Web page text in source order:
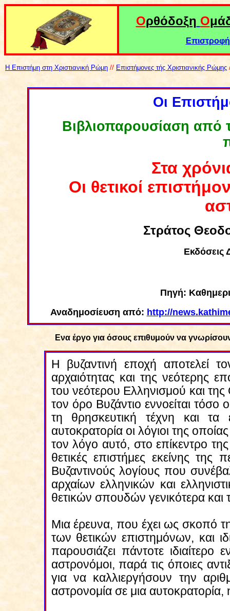
Ορθόδοξη Ο
Η Επιστήμη στη Χριστιανική Ρώμη // Επιστήμονες τής Χριστιανικής Ρώμης
Οι
Βιβλιοπαρουσίαση από
Στα
Οι θετικοί
Στράτος
Εκδόσεις
Πηγή:
Αναδημοσίευση από: http://
Ενα έργο για όσους επιθυμούν να
Η βυζαντινή εποχή αποτελεί
αρχαιότητας και της νεότερης
του νεότερου Ελληνισμού και της
τον όρο Βυζάντιο εννοείται
τη θρησκευτική τέχνη και τα
αυτοκρατορία οι λόγιοι της
τον λόγο αυτό, στο επίκεντρο της
θετικές επιστήμες εκείνης
Βυζαντινούς λογίους που
αρχαίων ελληνικών και
θετικών σπουδών γενικότερα και
Μια έρευνα, που έχει ως σκοπό
των θετικών επιστημόνων, και
παρουσιάζει πάντοτε ιδιαίτερο
αστρονόμοι, παρά τις όποιες
για να καλλιεργήσουν την
αστρονομία σε μια